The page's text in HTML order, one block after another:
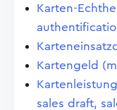
Karten-
Kartengeld
sales draft,